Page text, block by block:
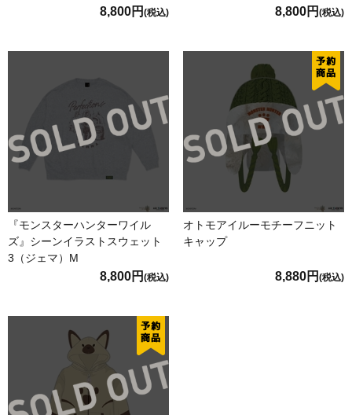
8,800円 (税込) 8,800円 (税込)
『モンスターハンターワイル
ズ』シーンイラストスウェット
3（ジェマ）M
8,800円 (税込)
オトモアイルーモチーフニット
キャップ
8,880円 (税込)